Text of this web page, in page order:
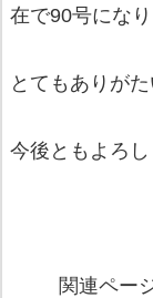
在で90号になり
とてもありが
今後ともよろし
関連ペー